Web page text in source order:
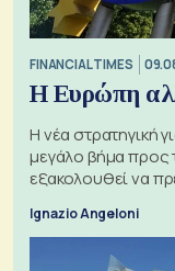
FINANCIAL TIMES
Η Ευρώπη
Η νέα στρατηγική
μεγάλο βήμα
εξακολουθεί να
Ignazio Angeloni